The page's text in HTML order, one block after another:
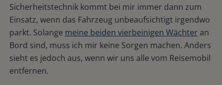
Sicherheitstechnik kommt bei mir immer dann zum
Einsatz, wenn das Fahrzeug unbeaufsichtigt irgendwo
parkt. Solange meine beiden vierbeinigen Wächteran
Bord sind, muss ich mir keine Sorgen machen. Anders
sieht es jedoch aus, wenn wir uns alle vom Reisemobil
entfernen.